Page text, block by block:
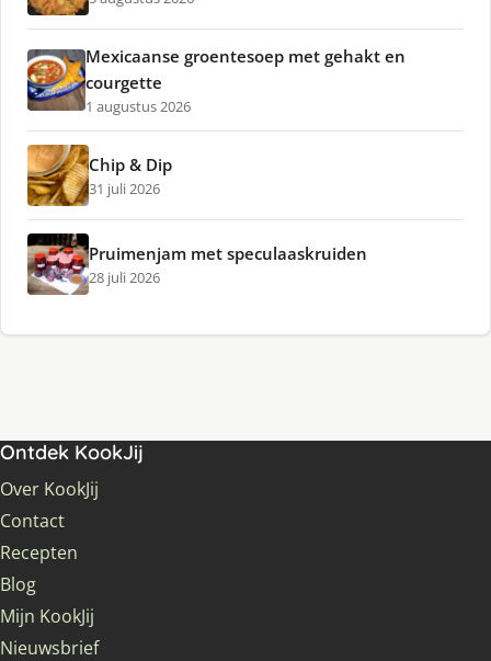
Mexicaanse groentesoep met gehakt en
courgette
1 augustus 2026
Chip & Dip
31 juli 2026
Pruimenjam met speculaaskruiden
28 juli 2026
Ontdek KookJij
Over KookJij
Contact
Recepten
Blog
Mijn KookJij
Nieuwsbrief